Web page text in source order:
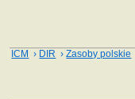
ICM › DIR ›Zasoby polskie